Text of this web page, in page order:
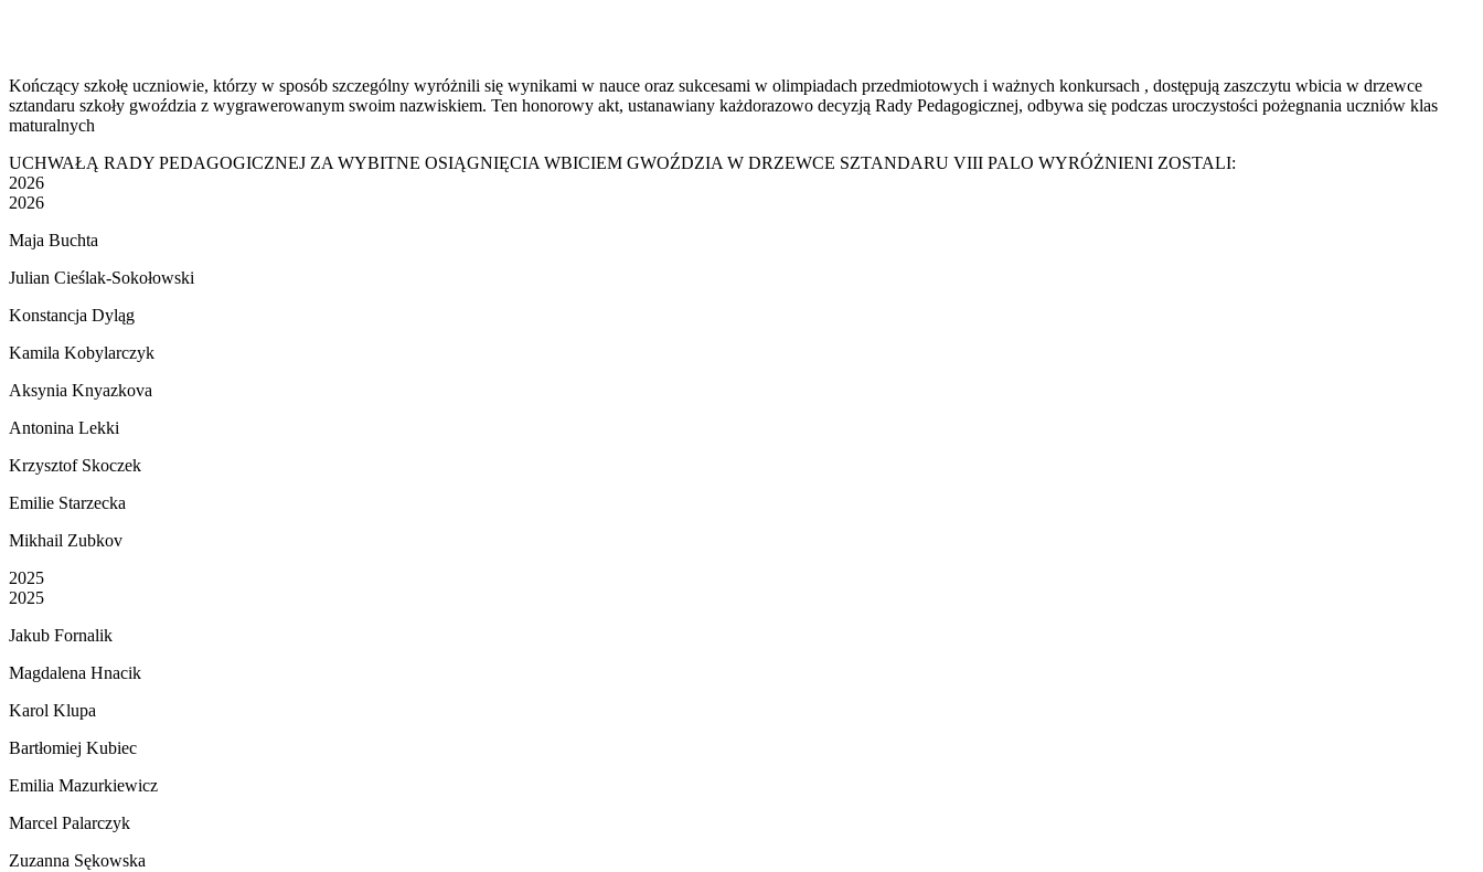
Kończący szkołę uczniowie, którzy w sposób szczególny wyróżnili się wynikami w nauce oraz sukcesami w olimpiadach przedmiotowych i ważnych konkursach , dostępują zaszczytu wbicia w drzewce
sztandaru szkoły gwoździa z wygrawerowanym swoim nazwiskiem. Ten honorowy akt, ustanawiany każdorazowo decyzją Rady Pedagogicznej, odbywa się podczas uroczystości pożegnania uczniów klas
maturalnych
UCHWAŁĄ RADY PEDAGOGICZNEJ ZA WYBITNE OSIĄGNIĘCIA WBICIEM GWOŹDZIA W DRZEWCE SZTANDARU VIII PALO WYRÓŻNIENI ZOSTALI:​
2026
2026
Maja Buchta
Julian Cieślak-Sokołowski
Konstancja Dyląg
Kamila Kobylarczyk
Aksynia Knyazkova
Antonina Lekki
Krzysztof Skoczek
Emilie Starzecka
Mikhail Zubkov
2025
2025
Jakub Fornalik
Magdalena Hnacik
Karol Klupa
Bartłomiej Kubiec
Emilia Mazurkiewicz
Marcel Palarczyk
Zuzanna Sękowska